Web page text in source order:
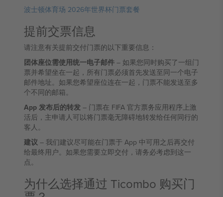
波士顿体育场 2026年世界杯门票套餐
提前交票信息
请注意有关提前交付门票的以下重要信息：
团体座位需使用统一电子邮件 – 如果您同时购买了一组门
票并希望坐在一起，所有门票必须首先发送至同一个电子
邮件地址。如果您希望座位连在一起，门票不能发送至多
个不同的邮箱。
App 发布后的转发 – 门票在 FIFA 官方票务应用程序上激
活后，主申请人可以将门票毫无障碍地转发给任何同行的
客人。
建议 – 我们建议尽可能在门票于 App 中可用之后再交付
给最终用户。如果您需要立即交付，请务必考虑到这一
点。
为什么选择通过 Ticombo 购买门